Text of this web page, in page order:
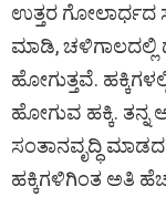
ಉತ್ತರ ಗೋಲಾರ್ಧದ
ಮಾಡಿ, ಚಳಿಗಾಲದಲ್ಲಿ
ಹೋಗುತ್ತವೆ.
ಹೋಗುವ ಹಕ್ಕಿ. ತನ್ನ
ಸಂತಾನವೃದ್ಧಿ
ಹಕ್ಕಿಗಳಿಗಿಂತ ಅತಿ